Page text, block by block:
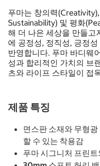
푸마는 창의력
Sustainability) 및 평화
해 더 나은 세상을 만들고
에 공정성, 정직성, 긍정
반영합니다. 푸마 바디웨
성과 합리적인 가치의 브
츠와 라이프 스타일이 접
제품 특징
면스판 소재와 무형
할 수 있는 착용감
푸마 시그니처 프린